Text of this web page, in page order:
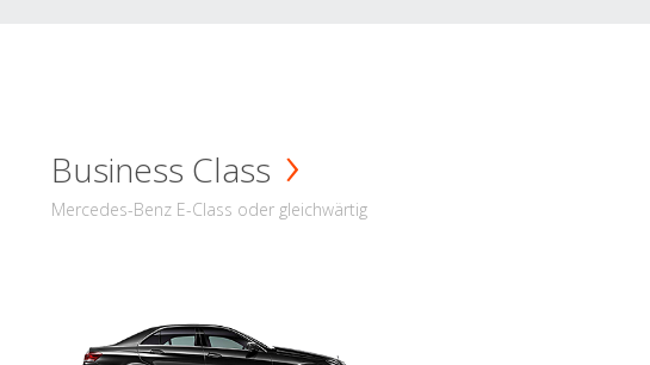
Business Class
Mercedes-Benz E-Class oder gleichwärtig